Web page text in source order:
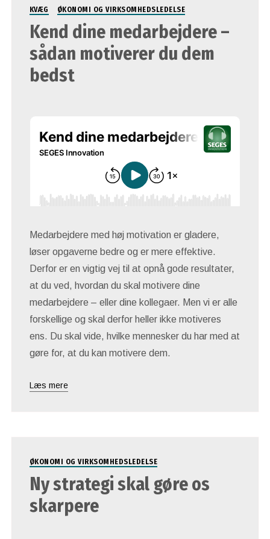
KVÆG ØKONOMI OG VIRKSOMHEDSLEDELSE
Kend dine medarbejdere –
sådan motiverer du dem
bedst
Medarbejdere med høj motivation er gladere,
løser opgaverne bedre og er mere effektive.
Derfor er en vigtig vej til at opnå gode resultater,
at du ved, hvordan du skal motivere dine
medarbejdere – eller dine kollegaer. Men vi er alle
forskellige og skal derfor heller ikke motiveres
ens. Du skal vide, hvilke mennesker du har med at
gøre for, at du kan motivere dem.
Læs mere
ØKONOMI OG VIRKSOMHEDSLEDELSE
Ny strategi skal gøre os
skarpere